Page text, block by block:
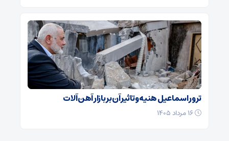
ترور اسماعیل هنیه و تاثیر آن بر بازار آهن آلات